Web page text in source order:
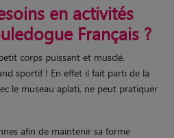
en activités
Français ?
corps puissant et musclé,
sportif ! En effet il fait parti de la
le museau aplati, ne peut pratiquer
afin de maintenir sa forme